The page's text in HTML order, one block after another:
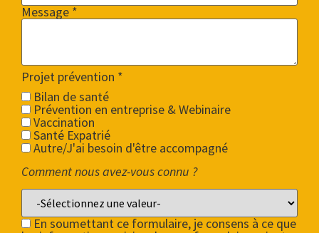
Message *
Projet prévention *
Bilan de santé
Prévention en entreprise & Webinaire
Vaccination
Santé Expatrié
Autre/J'ai besoin d'être accompagné
Comment nous avez-vous connu ?
En soumettant ce formulaire, je consens à ce que